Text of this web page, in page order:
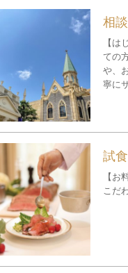
相
【は
ての
や、
寧に
試
【お
こだ